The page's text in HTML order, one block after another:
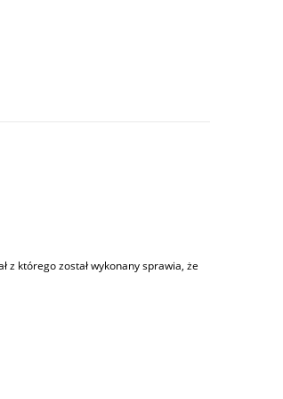
z którego został wykonany sprawia, że